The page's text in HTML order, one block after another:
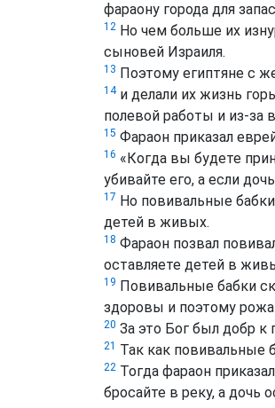
фараону города для
12 Но чем больше их
сыновей Израиля.
13 Поэтому египтяне с
14и делали их жизнь
полевой работы и из-за
15 Фараон приказал
16 «Когда вы будете
убивайте его, а если
17 Но повивальные
детей в живых.
18 Фараон позвал
оставляете детей в
19 Повивальные бабки
здоровы и поэтому
20 За это Бог был добр к
21 Так как повивальные
22 Тогда фараон
бросайте в реку, а дочь